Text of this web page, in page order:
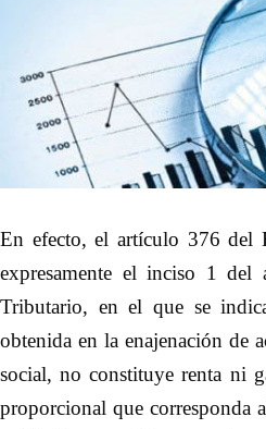
En efecto, el artículo 376 del
expresamente el inciso 1 del
Tributario, en el que se
obtenida en la enajenación de
social, no constituye renta ni
proporcional que corresponda